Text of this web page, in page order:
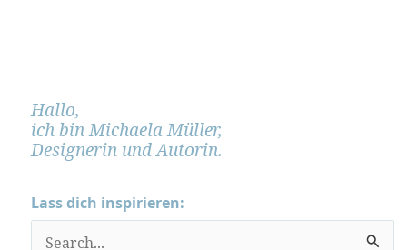
Hallo,
ich bin Michaela Müller,
Designerin und Autorin.
Lass dich inspirieren: